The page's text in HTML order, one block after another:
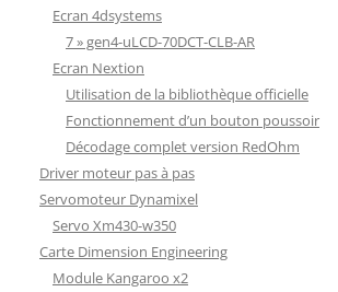
Ecran 4dsystems
7 » gen4-uLCD-70DCT-CLB-AR
Ecran Nextion
Utilisation de la bibliothèque officielle
Fonctionnement d’un bouton poussoir
Décodage complet version RedOhm
Driver moteur pas à pas
Servomoteur Dynamixel
Servo Xm430-w350
Carte Dimension Engineering
Module Kangaroo x2